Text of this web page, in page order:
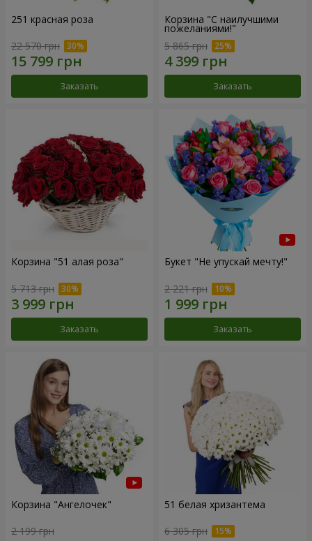
251 красная роза
22 570 грн
Заказать
Корзина "С наилучшими
пожеланиями!"
5 865 грн
Заказать
Корзина "51 алая роза"
5 713 грн
Заказать
Букет "Не упускай мечту!"
2 221 грн
Заказать
Корзина "Ангелочек"
2 199 грн
51 белая хризантема
6 305 грн